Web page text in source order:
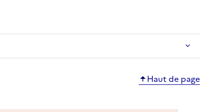
Haut de page